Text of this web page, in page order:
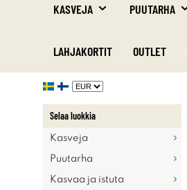
KASVEJA PUUTARHA
LAHJAKORTIT OUTLET
Selaa luokkia
Kasveja
Puutarha
Kasvaa ja istuta